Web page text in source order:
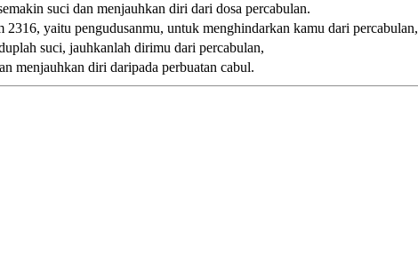
suci dan menjauhkan diri dari dosa percabulan.
yaitu pengudusanmu, untuk menghindarkan kamu dari percabulan,
suci, jauhkanlah dirimu dari percabulan,
menjauhkan diri daripada perbuatan cabul.